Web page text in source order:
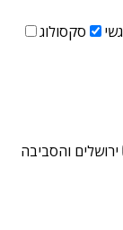
סקסולוג
ירושלים והסביבה